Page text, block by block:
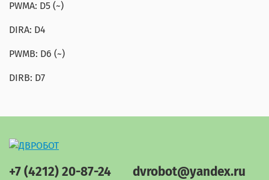
PWMA: D5 (~)
DIRA: D4
PWMB: D6 (~)
DIRB: D7
+7 (4212) 20-87-24 dvrobot@yandex.ru